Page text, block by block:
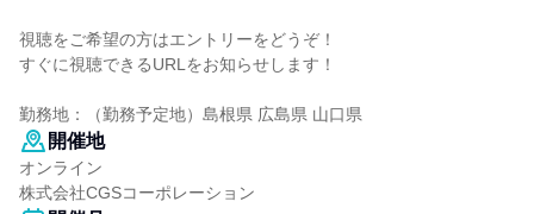
視聴をご希望の方はエントリーをどうぞ！
すぐに視聴できるURLをお知らせします！
勤務地：（勤務予定地）島根県 広島県 山口県
開催地
オンライン
株式会社CGSコーポレーション